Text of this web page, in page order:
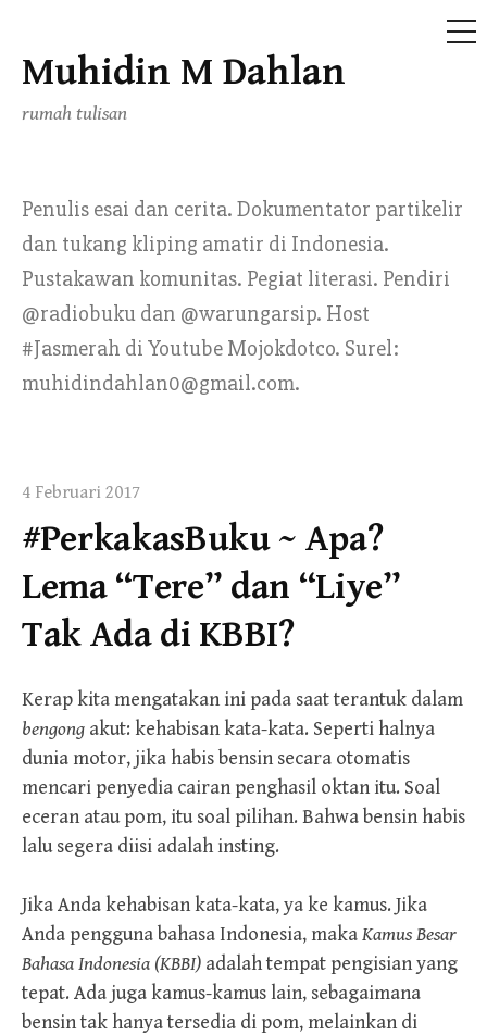
Skip
content
Muhidin M Dahlan
rumah tulisan
Penulis esai dan cerita. Dokumentator partikelir
dan tukang kliping amatir di Indonesia.
Pustakawan komunitas. Pegiat literasi. Pendiri
@radiobuku dan @warungarsip. Host
#Jasmerah di Youtube Mojokdotco. Surel:
muhidindahlan0@gmail.com.
4 Februari 2017
#PerkakasBuku ~ Apa?
Lema “Tere” dan “Liye”
Tak Ada di KBBI?
Kerap kita mengatakan ini pada saat terantuk dalam
bengong akut: kehabisan kata-kata. Seperti halnya
dunia motor, jika habis bensin secara otomatis
mencari penyedia cairan penghasil oktan itu. Soal
eceran atau pom, itu soal pilihan. Bahwa bensin habis
lalu segera diisi adalah insting.
Jika Anda kehabisan kata-kata, ya ke kamus. Jika
Anda pengguna bahasa Indonesia, makaKamus Besar
Bahasa Indonesia (KBBI) adalah tempat pengisian yang
tepat. Ada juga kamus-kamus lain, sebagaimana
bensin tak hanya tersedia di pom, melainkan di